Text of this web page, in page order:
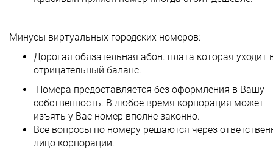
Минусы виртуальных городских номеров:
Дорогая обязательная абон. плата которая уходит
отрицательный баланс.
Номера предоставляется без оформления в Вашу
собственность. В любое время корпорация может
изъять у Вас номер вполне законно.
Все вопросы по номеру решаются через
лицо корпорации.